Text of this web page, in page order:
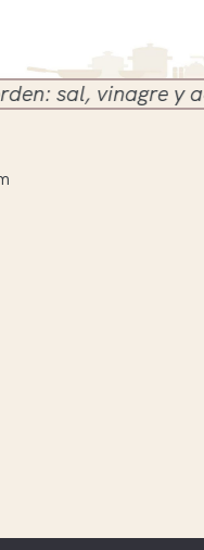
vinagre y aceite